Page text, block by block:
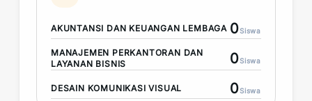
AKUNTANSI DAN KEUANGAN LEMBAGA 0Siswa
MANAJEMEN PERKANTORAN DAN
LAYANAN BISNIS
0Siswa
DESAIN KOMUNIKASI VISUAL 0Siswa